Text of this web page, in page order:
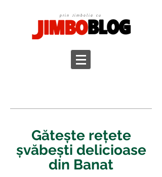
prin Jimbolia cu
Gătește rețete
șvăbești delicioase
din Banat